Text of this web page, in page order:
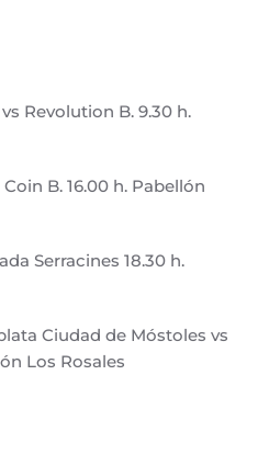
Revolution B. 9.30 h.
B. 16.00 h. Pabellón
Serracines 18.30 h.
Ciudad de Móstoles vs
Los Rosales